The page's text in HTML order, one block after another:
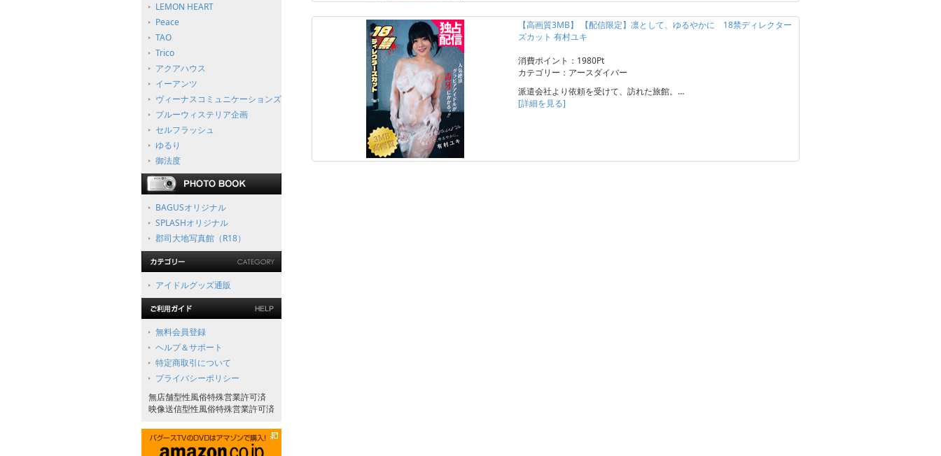
LEMON HEART
Peace
TAO
Trico
アクアハウス
イーアンツ
ヴィーナスコミュニケーションズ
ブルーウィステリア企画
セルフラッシュ
ゆるり
御法度
BAGUSオリジナル
SPLASHオリジナル
郡司大地写真館（R18）
アイドルグッズ通販
無料会員登録
ヘルプ＆サポート
特定商取引について
プライバシーポリシー
無店舗型性風俗特殊営業許可済
映像送信型性風俗特殊営業許可済
【高画質3MB】 【配信限定】凛として、ゆるやかに 18禁ディレクター
ズカット 有村ユキ
消費ポイント：1980Pt
カテゴリー：アースダイバー
派遣会社より依頼を受けて、訪れた旅館。…
[詳細を見る]